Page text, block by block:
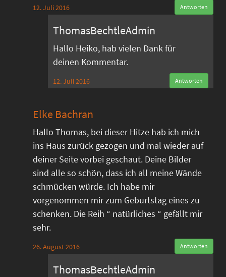
12. Juli 2016 Antworten
ThomasBechtleAdmin
Hallo Heiko, hab vielen Dank für
deinen Kommentar.
12. Juli 2016 Antworten
Elke Bachran
Hallo Thomas, bei dieser Hitze hab ich mich
ins Haus zurück gezogen und mal wieder auf
deiner Seite vorbei geschaut. Deine Bilder
sind alle so schön, dass ich all meine Wände
schmücken würde. Ich habe mir
vorgenommen mir zum Geburtstag eines zu
schenken. Die Reih “ natürliches “ gefällt mir
sehr.
26. August 2016 Antworten
ThomasBechtleAdmin